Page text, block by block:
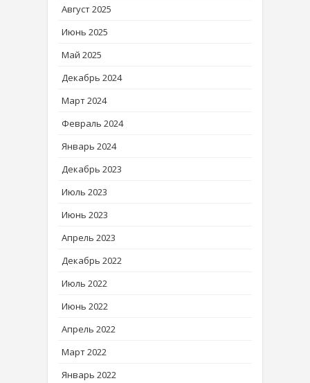
Август 2025
Июнь 2025
Май 2025
Декабрь 2024
Март 2024
Февраль 2024
Январь 2024
Декабрь 2023
Июль 2023
Июнь 2023
Апрель 2023
Декабрь 2022
Июль 2022
Июнь 2022
Апрель 2022
Март 2022
Январь 2022